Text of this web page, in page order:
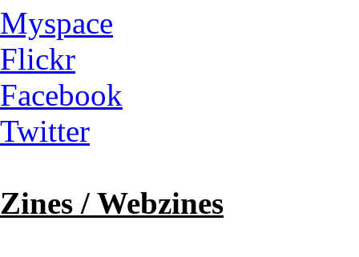
Myspace
Flickr
Facebook
Twitter
Zines / Webzines